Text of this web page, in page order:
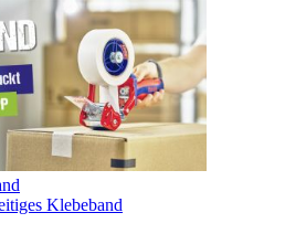
Klebeband